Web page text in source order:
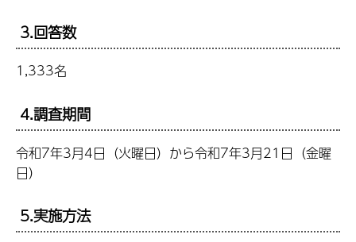
3.回答数
1,333名
4.調査期間
令和7年3月4日（火曜日）から令和7年3月21日（金曜
日）
5.実施方法